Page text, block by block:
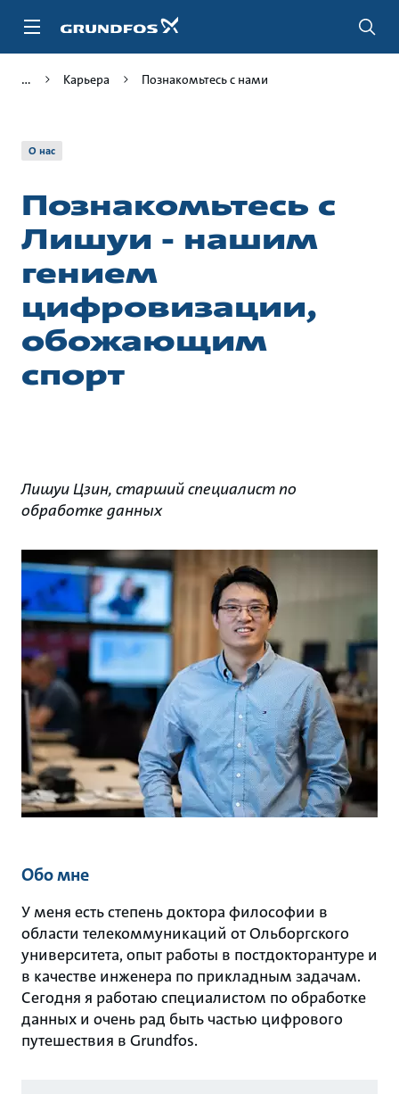
Карьера Познакомьтесь с нами
О нас
Познакомьтесь с
Лишуи - нашим
гением
цифровизации,
обожающим
спорт
Лишуи Цзин, старший специалист по
обработке данных
Обо мне
У меня есть степень доктора философии в
области телекоммуникаций от Ольборгского
университета, опыт работы в постдокторантуре и
в качестве инженера по прикладным задачам.
Сегодня я работаю специалистом по обработке
данных и очень рад быть частью цифрового
путешествия в Grundfos.